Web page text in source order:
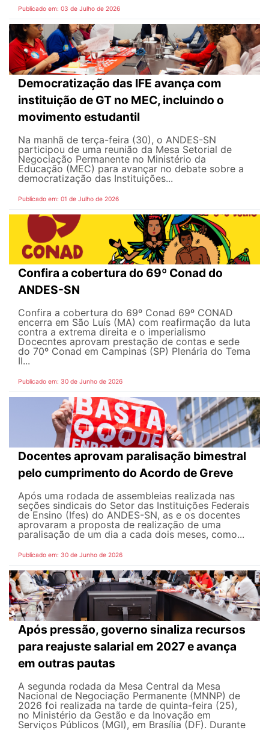
Publicado em: 03 de Julho de 2026
Democratização das IFE avança com
instituição de GT no MEC, incluindo o
movimento estudantil
Na manhã de terça-feira (30), o ANDES-SN
participou de uma reunião da Mesa Setorial de
Negociação Permanente no Ministério da
Educação (MEC) para avançar no debate sobre a
democratização das Instituições...
Publicado em: 01 de Julho de 2026
Confira a cobertura do 69º Conad do
ANDES-SN
Confira a cobertura do 69º Conad 69º CONAD
encerra em São Luís (MA) com reafirmação da luta
contra a extrema direita e o imperialismo
Docecntes aprovam prestação de contas e sede
do 70º Conad em Campinas (SP) Plenária do Tema
II...
Publicado em: 30 de Junho de 2026
Docentes aprovam paralisação bimestral
pelo cumprimento do Acordo de Greve
Após uma rodada de assembleias realizada nas
seções sindicais do Setor das Instituições Federais
de Ensino (Ifes) do ANDES-SN, as e os docentes
aprovaram a proposta de realização de uma
paralisação de um dia a cada dois meses, como...
Publicado em: 30 de Junho de 2026
Após pressão, governo sinaliza recursos
para reajuste salarial em 2027 e avança
em outras pautas
A segunda rodada da Mesa Central da Mesa
Nacional de Negociação Permanente (MNNP) de
2026 foi realizada na tarde de quinta-feira (25),
no Ministério da Gestão e da Inovação em
Serviços Públicos (MGI), em Brasília (DF). Durante